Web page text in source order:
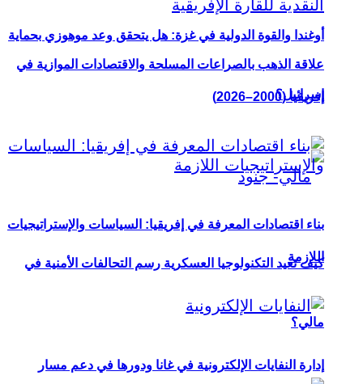
أوغندا والقوة الدولية في غزة: هل يتحقق وعد موهوزي بحماية
إسرائيل؟
كيف تعيد التكنولوجيا العسكرية رسم التحالفات الأمنية في
مالي؟
علاقة الذهب بالصراعات المسلحة والاقتصادات الموازية في
إفريقيا (2000–2026)
بناء اقتصادات المعرفة في إفريقيا: السياسات والإستراتيجيات
اللازمة
إدارة النفايات الإلكترونية في غانا ودورها في دعم مسار